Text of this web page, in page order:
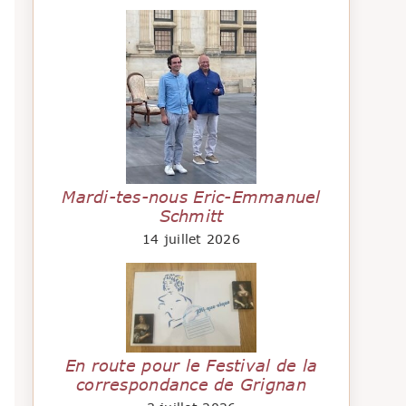
Mardi-tes-nous Eric-Emmanuel
Schmitt
14 juillet 2026
En route pour le Festival de la
correspondance de Grignan